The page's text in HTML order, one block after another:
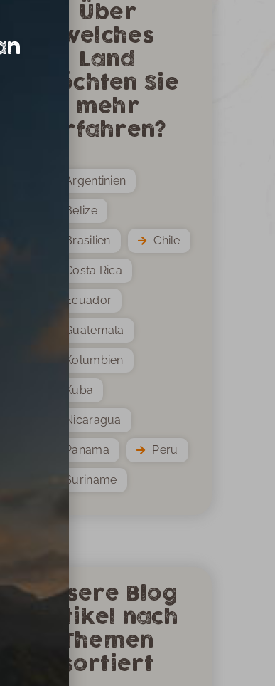
Über
welches
Land
möchten Sie
mehr
erfahren?
Argentinien
Belize
Brasilien Chile
Costa Rica
Ecuador
Guatemala
Kolumbien
Kuba
Nicaragua
Panama Peru
Suriname
Unsere Blog
Artikel nach
Themen
sortiert